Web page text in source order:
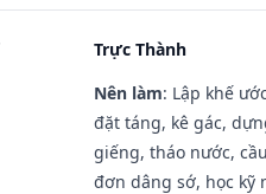
Trực Thành
Nên làm: Lập khế
đặt táng, kê gác,
giếng, tháo nước,
đơn dâng sớ, học kỹ